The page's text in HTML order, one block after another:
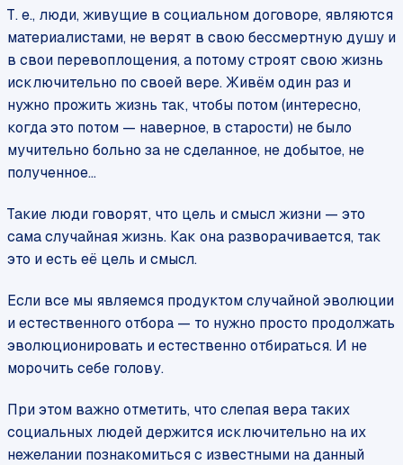
Т. е., люди, живущие в социальном договоре, являются
материалистами, не верят в свою бессмертную душу и
в свои перевоплощения, а потому строят свою жизнь
исключительно по своей вере. Живём один раз и
нужно прожить жизнь так, чтобы потом (интересно,
когда это потом — наверное, в старости) не было
мучительно больно за не сделанное, не добытое, не
полученное…
Такие люди говорят, что цель и смысл жизни — это
сама случайная жизнь. Как она разворачивается, так
это и есть её цель и смысл.
Если все мы являемся продуктом случайной эволюции
и естественного отбора — то нужно просто продолжать
эволюционировать и естественно отбираться. И не
морочить себе голову.
При этом важно отметить, что слепая вера таких
социальных людей держится исключительно на их
нежелании познакомиться с известными на данный